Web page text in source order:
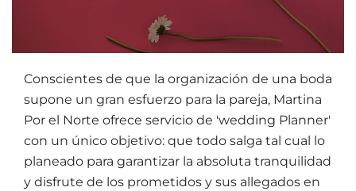
Conscientes de que la organización de una boda
supone un gran esfuerzo para la pareja, Martina
Por el Norte ofrece servicio de 'wedding Planner'
con un único objetivo: que todo salga tal cual lo
planeado para garantizar la absoluta tranquilidad
y disfrute de los prometidos y sus allegados en